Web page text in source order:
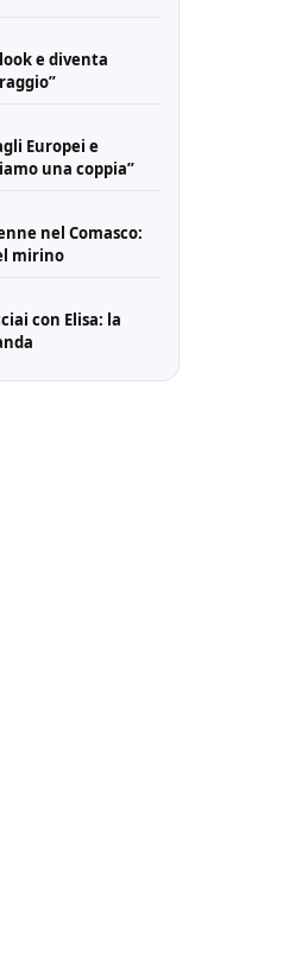
e diventa
Europei e
una coppia”
nel Comasco:
mirino
con Elisa: la